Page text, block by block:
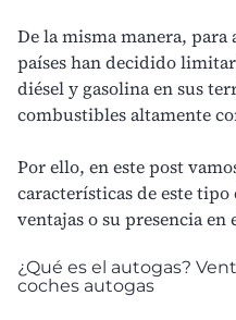
De la misma manera,
países han decidido
diésel y gasolina en sus
combustibles altamente
Por ello, en este post
características de este
ventajas o su presencia en
¿Qué es el autogas?
coches autogas